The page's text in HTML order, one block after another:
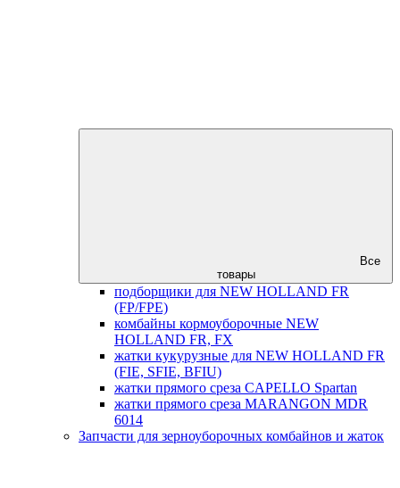
Все
товары
подборщики для NEW HOLLAND FR
(FP/FPE)
комбайны кормоуборочные NEW
HOLLAND FR, FX
жатки кукурузные для NEW HOLLAND FR
(FIE, SFIE, BFIU)
жатки прямого среза CAPELLO Spartan
жатки прямого среза MARANGON MDR
6014
Запчасти для зерноуборочных комбайнов и жаток